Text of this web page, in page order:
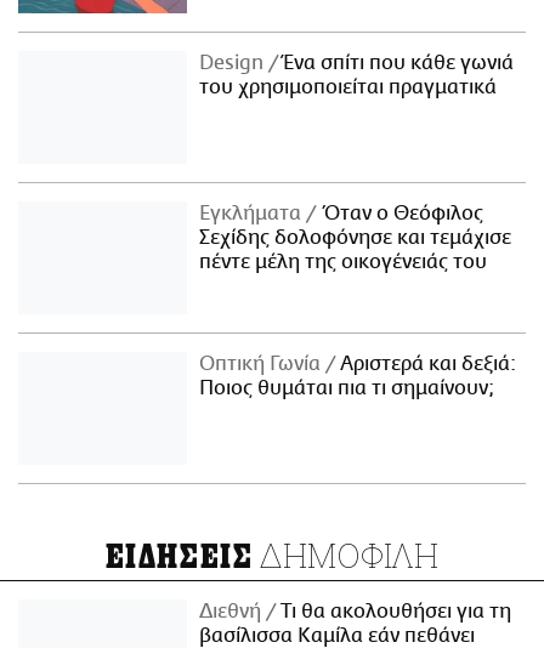
Design
Ένα σπίτι που κάθε γωνιά
του χρησιμοποιείται πραγματικά
Εγκλήματα
Όταν ο Θεόφιλος
Σεχίδης δολοφόνησε και τεμάχισε
πέντε μέλη της οικογένειάς του
Οπτική Γωνία
Αριστερά και δεξιά:
Ποιος θυμάται πια τι σημαίνουν;
ΕΙΔΗΣΕΙΣ ΔΗΜΟΦΙΛΗ
Διεθνή
Τι θα ακολουθήσει για τη
βασίλισσα Καμίλα εάν πεθάνει